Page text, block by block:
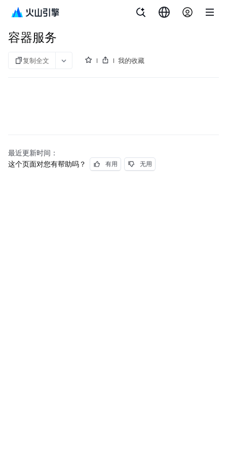
容器服务
容器服务
复制全文 我的收藏
最近更新时间：
这个页面对您有帮助吗？
有用 无用